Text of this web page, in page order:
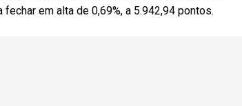
em alta de 0,69%, a 5.942,94 pontos.